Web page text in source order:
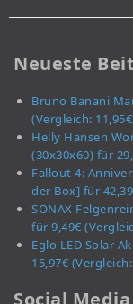
Neueste
Bruno Banani
(Vergleich:
Helly Hansen
(30x30x60) für
Fallout 4:
der Box] für
SONAX
für 9,49€
Eglo LED Solar
15,97€